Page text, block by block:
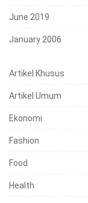
June 2019
January 2006
Artikel Khusus
Artikel Umum
Ekonomi
Fashion
Food
Health